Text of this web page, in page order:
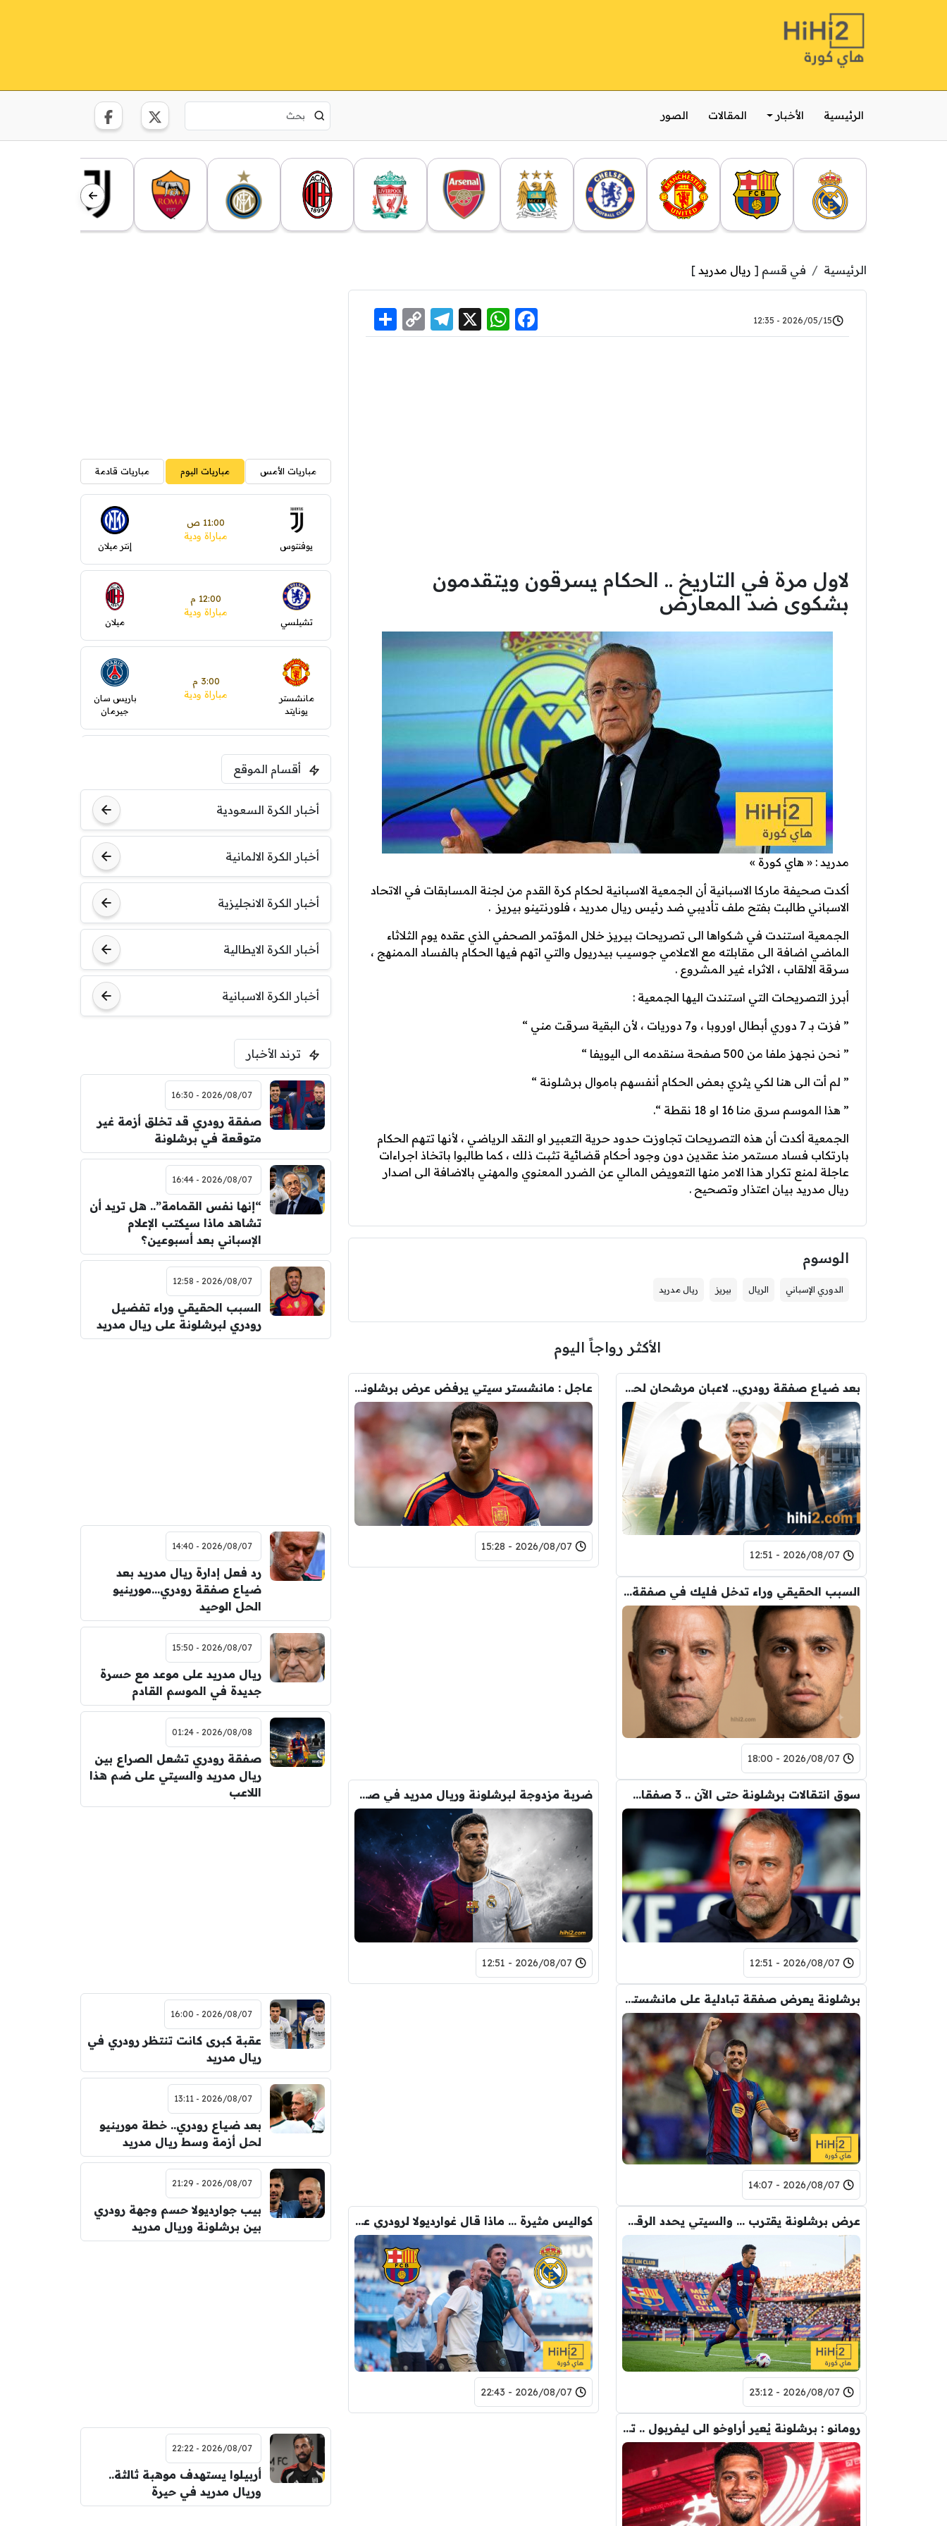
الرئيسية الأخبار المقالات الصور
الرئيسية في قسم [ ريال مدريد ]
2026/05/15 - 12:35
Facebook
WhatsApp
X
Telegram
Copy
Link
لاول مرة في التاريخ .. الحكام يسرقون ويتقدمون
بشكوى ضد المعارض
مدريد : « هاي كورة »
أكدت صحيفة ماركا الاسبانية أن الجمعية الاسبانية لحكام كرة القدم من لجنة المسابقات في الاتحاد
الاسباني طالبت بفتح ملف تأديبي ضد رئيس ريال مدريد ، فلورنتينو بيريز .
الجمعية استندت في شكواها الى تصريحات بيريز خلال المؤتمر الصحفي الذي عقده يوم الثلاثاء
الماضي اضافة الى مقابلته مع الاعلامي جوسيب بيدريول والتي اتهم فيها الحكام بالفساد الممنهج ،
سرقة الالقاب ، الاثراء غير المشروع .
أبرز التصريحات التي استندت اليها الجمعية :
” فزت بـ 7 دوري أبطال اوروبا ، و7 دوريات ، لأن البقية سرقت مني “
” نحن نجهز ملفا من 500 صفحة سنقدمه الى اليويفا “
” لم أت الى هنا لكي يثري بعض الحكام أنفسهم باموال برشلونة “
” هذا الموسم سرق منا 16 او 18 نقطة “.
الجمعية أكدت أن هذه التصريحات تجاوزت حدود حرية التعبير او النقد الرياضي ، لأنها تتهم الحكام
بارتكاب فساد مستمر منذ عقدين دون وجود أحكام قضائية تثبت ذلك ، كما طالبوا باتخاذ اجراءات
عاجلة لمنع تكرار هذا الامر منها التعويض المالي عن الضرر المعنوي والمهني بالاضافة الى اصدار
ريال مدريد بيان اعتذار وتصحيح .
الوسوم
الدوري الإسباني الريال بيريز ريال مدريد
الأكثر رواجاً اليوم
بعد ضياع صفقة رودري.. لاعبان مرشحان لحل أزمة ريال مدريد
2026/08/07 - 12:51
عاجل : مانشستر سيتي يرفض عرض برشلونة الاول لضم رودري.. ويسخر من قيمته
2026/08/07 - 15:28
السبب الحقيقي وراء تدخل فليك في صفقة رودري
2026/08/07 - 18:00
سوق انتقالات برشلونة حتى الآن .. 3 صفقات و 5 راحلين
2026/08/07 - 12:51
ضربة مزدوجة لبرشلونة وريال مدريد في صفقة رودري
2026/08/07 - 12:51
برشلونة يعرض صفقة تبادلية على مانشستر سيتي
2026/08/07 - 14:07
عرض برشلونة يقترب … والسيتي يحدد الرقم النهائي لبيع رودري
2026/08/07 - 23:12
كواليس مثيرة … ماذا قال غوارديولا لرودري عند استشارته عن ريال مدريد وبرشلونة
2026/08/07 - 22:43
رومانو : برشلونة يُعير أراوخو الى ليفربول .. تفاصيل الصفقة
مباريات الأمس مباريات اليوم مباريات قادمة
يوفنتوس
11:00 ص
مباراة ودية
إنتر ميلان
تشيلسي
12:00 م
مباراة ودية
ميلان
مانشستر
يونايتد
3:00 م
مباراة ودية
باريس سان
جيرمان
فرينتسفاروشي ريال مدريد
مباراة ودية
نوتنغهام
فورست
اودينيزي
8:00 م
برشلونة
أقسام الموقع
أخبار الكرة السعودية
أخبار الكرة الالمانية
أخبار الكرة الانجليزية
أخبار الكرة الايطالية
أخبار الكرة الاسبانية
ترند الأخبار
2026/08/07 - 16:30
صفقة رودري قد تخلق أزمة غير
متوقعة في برشلونة
2026/08/07 - 16:44
“إنها نفس القمامة”.. هل تريد أن
تشاهد ماذا سيكتب الإعلام
الإسباني بعد أسبوعين؟
2026/08/07 - 12:58
السبب الحقيقي وراء تفضيل
رودري لبرشلونة على ريال مدريد
2026/08/07 - 14:40
رد فعل إدارة ريال مدريد بعد
ضياع صفقة رودري…مورينيو
الحل الوحيد
2026/08/07 - 15:50
ريال مدريد على موعد مع حسرة
جديدة في الموسم القادم
2026/08/08 - 01:24
صفقة رودري تشعل الصراع بين
ريال مدريد والسيتي على ضم هذا
اللاعب
2026/08/07 - 16:00
عقبة كبرى كانت تنتظر رودري في
ريال مدريد
2026/08/07 - 13:11
بعد ضياع رودري.. خطة مورينيو
لحل أزمة وسط ريال مدريد
2026/08/07 - 21:29
بيب جوارديولا حسم وجهة رودري
بين برشلونة وريال مدريد
2026/08/07 - 22:22
أربيلوا يستهدف موهبة ثالثة..
وريال مدريد في حيرة